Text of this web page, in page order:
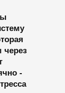
через
-